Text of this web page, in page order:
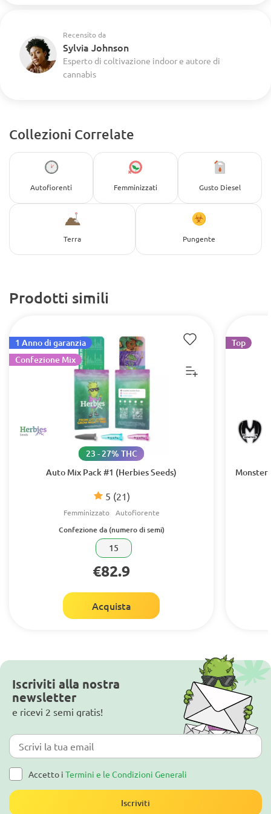
Recensito da
Sylvia Johnson
Esperto di coltivazione indoor e autore di
cannabis
Collezioni Correlate
Autofiorenti Femminizzati Gusto Diesel
Terra Pungente
Prodotti simili
Auto Mix Pack #1 (Herbies Seeds)
5 (21)
23 - 27% THC
Femminizzato Autofiorente
1 Anno di garanzia
Confezione Mix
Confezione da (numero di semi)
15
€82.9
Acquista
Monster
Top
Iscriviti alla nostra
newsletter
e ricevi 2 semi gratis!
Accetto i Termini e le Condizioni Generali
Iscriviti